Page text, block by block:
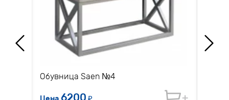
Обувница Saen №4
6200